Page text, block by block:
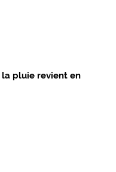
la pluie revient en